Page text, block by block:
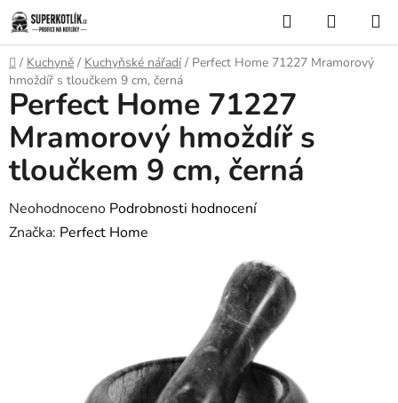
Přejít
na
obsah
Hledat
KOŠÍK
Domů
/ Kuchyně / Kuchyňské nářadí / Perfect Home 71227 Mramorový
hmoždíř s tloučkem 9 cm, černá
Perfect Home 71227
Mramorový hmoždíř s
tloučkem 9 cm, černá
Průměrné
hodnocení
Neohodnoceno Podrobnosti hodnocení
Značka: Perfect Home